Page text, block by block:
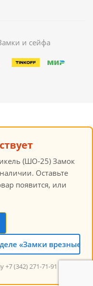
и сейфа
(ШО-25) Замок
Оставьте
появится, или
«Замки врезные с
+7 (342) 271-71-91